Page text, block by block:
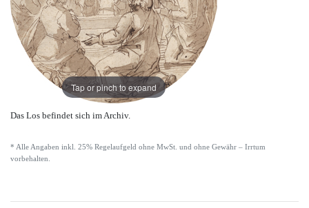
Tap or pinch to expand
Das Los befindet sich im Archiv.
* Alle Angaben inkl. 25% Regelaufgeld ohne MwSt. und ohne Gewähr – Irrtum
vorbehalten.